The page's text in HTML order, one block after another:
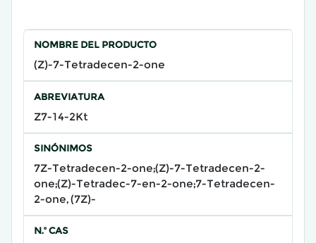
NOMBRE DEL PRODUCTO
(Z)-7-Tetradecen-2-one
ABREVIATURA
Z7-14-2Kt
SINÓNIMOS
7Z-Tetradecen-2-one;(Z)-7-Tetradecen-2-
one;(Z)-Tetradec-7-en-2-one;7-Tetradecen-
2-one, (7Z)-
N.º CAS